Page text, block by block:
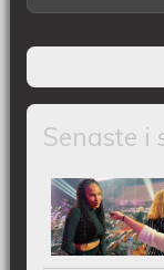
Senaste i
Intervju